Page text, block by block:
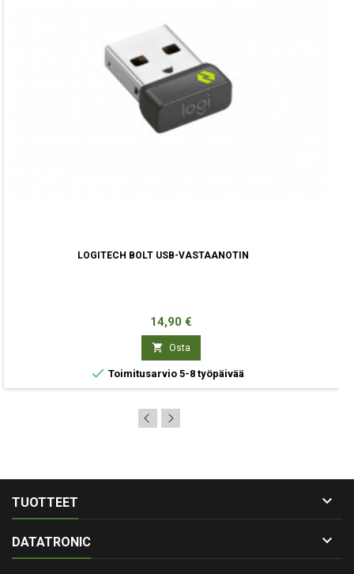
LOGITECH BOLT USB-VASTAANOTIN
Hinta
14,90 €
 Osta
 Toimitusarvio 5-8 työpäivää
TUOTTEET 
DATATRONIC 